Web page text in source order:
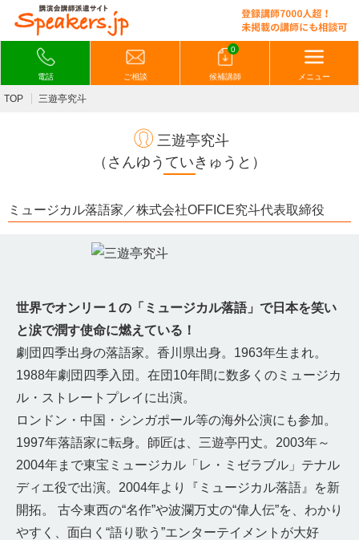
電話 ご相談
0
候補講師 メニュー
TOP 三遊亭究斗
三遊亭究斗
（さんゆうていきゅうと）
ミュージカル落語家／株式会社OFFICE究斗代表取締役
世界でオンリー１の「ミュージカル落語」で日本を笑い
と涙で潤す使命に燃えている！
劇団四季出身の落語家。香川県出身。1963年生まれ。
1988年劇団四季入団。在団10年間に数多くのミュージカ
ル・ストレートプレイに出演。
ロンドン・中国・シンガポール等の海外公演にも参加。
1997年落語家に転身。師匠は、三遊亭円丈。2003年～
2004年まで東宝ミュージカル「レ・ミゼラブル」テナル
ディエ役で出演。2004年より『ミュージカル落語』を新
開拓。 古今東西の“名作”や波瀾万丈の“偉人伝”を、わかり
やすく、面白く“語り歌う”エンターテイメントが大好